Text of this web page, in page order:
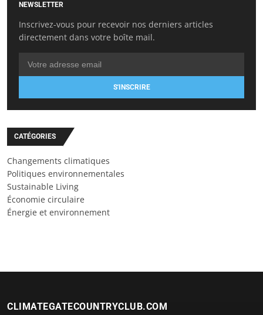
NEWSLETTER
Inscrivez-vous pour recevoir nos derniers articles
directement dans votre boîte mail.
S'INSCRIRE
CATÉGORIES
Changements climatiques
Politiques environnementales
Sustainable Living
Économie circulaire
Énergie et environnement
CLIMATEGATECOUNTRYCLUB.COM